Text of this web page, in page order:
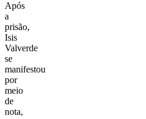
Após
a
prisão,
Isis
Valverde
se
manifestou
por
meio
de
nota,